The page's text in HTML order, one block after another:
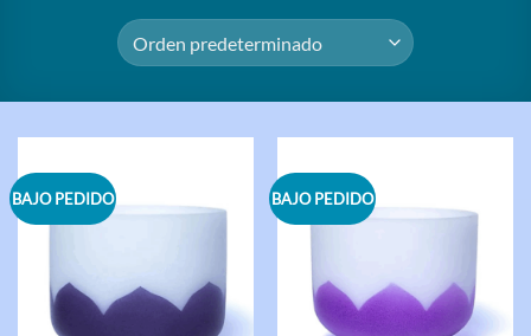
BAJO PEDIDO BAJO PEDIDO